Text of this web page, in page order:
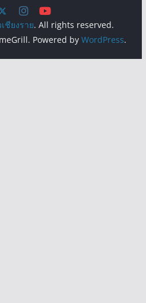
เชียงราย. All rights reserved.
Powered by WordPress.